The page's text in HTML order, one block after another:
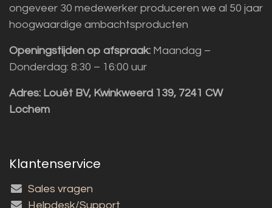
ongeveer 30 medewerker produceren we al 50 jaar
hoogwaardige ambachtsproducten
Openingstijden op afspraak: Maandag –
Donderdag: 8:30 – 16:00 uur
Adres: Louët BV, Kwinkweerd 139, 7241 CW
Lochem
Klantenservice
Sales vragen
Helpdesk/Support